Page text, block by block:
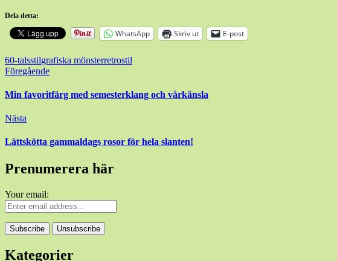
Dela detta:
WhatsApp Skriv ut E-post
60-talsstilgrafiska mönsterretrostil
Inläggsnavigering
Föregående
Min favoritfärg med semesterklang och vårkänsla
Nästa
Lättskötta gammaldags rosor för hela slanten!
Prenumerera här
Your email:
Kategorier